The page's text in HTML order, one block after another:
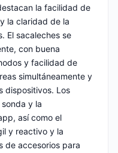
la facilidad de
la claridad de la
El sacaleches se
con buena
y facilidad de
simultáneamente y
dispositivos. Los
y la
así como el
y reactivo y la
de accesorios para